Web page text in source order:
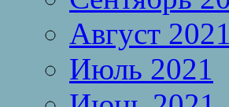
Август 2021
Июль 2021